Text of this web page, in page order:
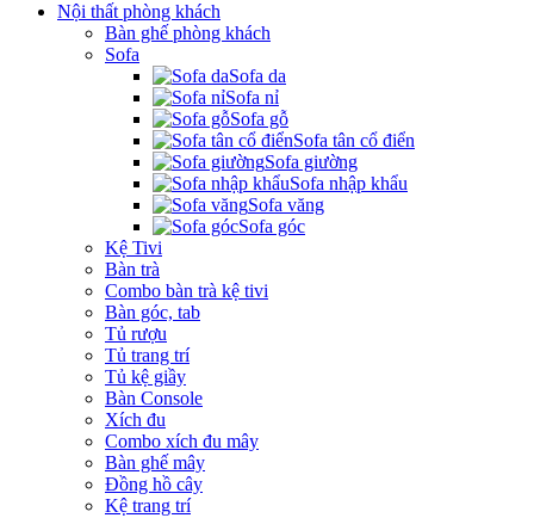
Nội thất phòng khách
Bàn ghế phòng khách
Sofa
Sofa da
Sofa nỉ
Sofa gỗ
Sofa tân cổ điển
Sofa giường
Sofa nhập khẩu
Sofa văng
Sofa góc
Kệ Tivi
Bàn trà
Combo bàn trà kệ tivi
Bàn góc, tab
Tủ rượu
Tủ trang trí
Tủ kệ giầy
Bàn Console
Xích đu
Combo xích đu mây
Bàn ghế mây
Đồng hồ cây
Kệ trang trí